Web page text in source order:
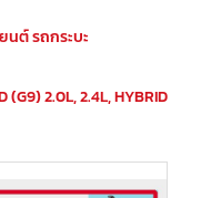
นต์ รถกระบะ
(G9) 2.0L, 2.4L, HYBRID